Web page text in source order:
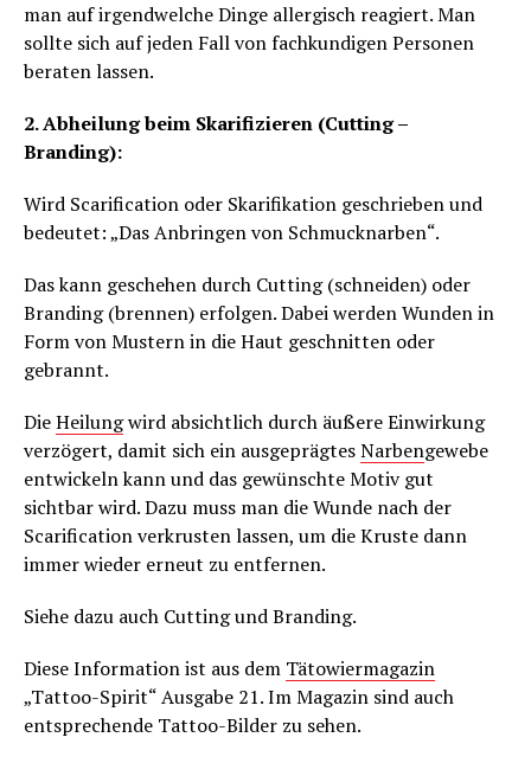
man auf irgendwelche Dinge allergisch reagiert. Man
sollte sich auf jeden Fall von fachkundigen Personen
beraten lassen.
2. Abheilung beim Skarifizieren (Cutting –
Branding):
Wird Scarification oder Skarifikation geschrieben und
bedeutet: „Das Anbringen von Schmucknarben“.
Das kann geschehen durch Cutting (schneiden) oder
Branding (brennen) erfolgen. Dabei werden Wunden in
Form von Mustern in die Haut geschnitten oder
gebrannt.
DieHeilungwird absichtlich durch äußere Einwirkung
verzögert, damit sich ein ausgeprägtesNarbengewebe
entwickeln kann und das gewünschte Motiv gut
sichtbar wird. Dazu muss man die Wunde nach der
Scarification verkrusten lassen, um die Kruste dann
immer wieder erneut zu entfernen.
Siehe dazu auch Cutting und Branding.
Diese Information ist aus dem Tätowiermagazin
„Tattoo-Spirit“ Ausgabe 21. Im Magazin sind auch
entsprechende Tattoo-Bilder zu sehen.